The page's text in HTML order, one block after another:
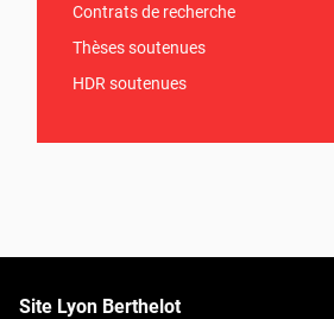
Contrats de recherche
Thèses soutenues
HDR soutenues
Site Lyon Berthelot